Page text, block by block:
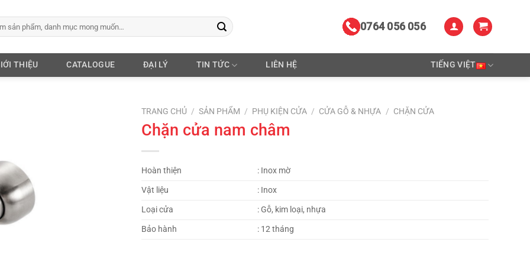
0764 056 056
THIỆU CATALOGUE ĐẠI LÝ TIN TỨC LIÊN HỆ TIẾNG VIỆT
TRANG CHỦ / SẢN PHẨM / PHỤ KIỆN CỬA / CỬA GỖ & NHỰA / CHẶN CỬA
Chặn cửa nam châm
Hoàn thiện
: Inox mờ
Vật liệu
: Inox
Loại cửa
:Gỗ, kim loại, nhựa
Bảo hành
: 12 tháng